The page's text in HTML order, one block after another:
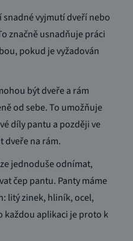
vyjmutí dveří nebo
značně usnadňuje práci
pokud je vyžadován
být dveře a rám
od sebe.To umožňuje
díly pantu a později ve
dveře na rám.
jednoduše odnímat,
čep pantu. Panty máme
litý zinek, hliník, ocel,
každou aplikaci je proto k